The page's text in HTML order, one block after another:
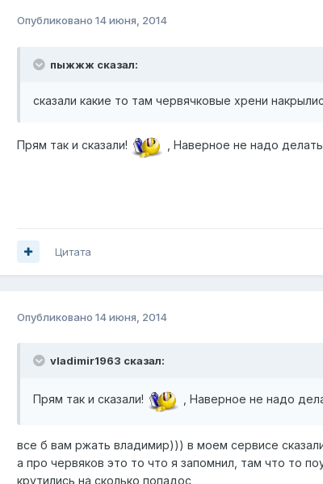
Опубликовано 14 июня, 2014
пыжжж сказал:
сказали какие то там червячковые хрени
Прям так и сказали! , Наверное не надо
Цитата
Опубликовано 14 июня, 2014
vladimir1963 сказал:
Прям так и сказали! , Наверное не надо
все б вам ржать владимир))) в моем сервисе
а про червяков это то что я запомнил, там что то
крутились на сколько попадос